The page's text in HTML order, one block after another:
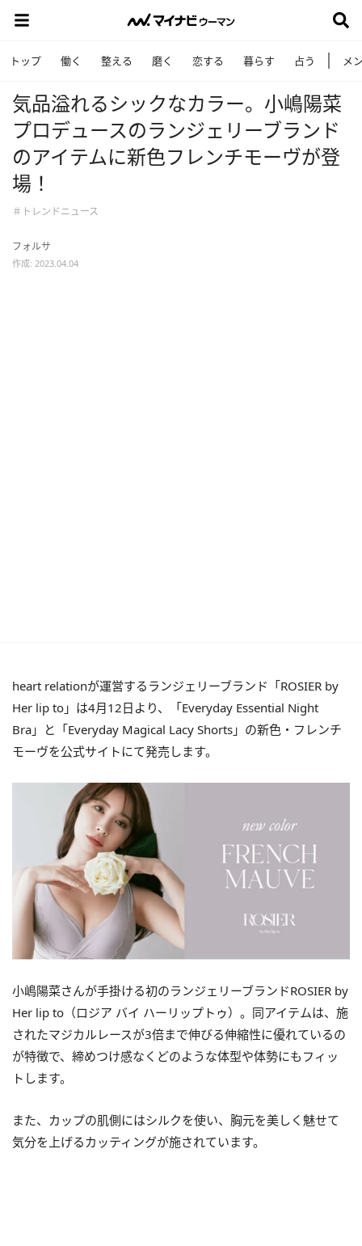
トップ 働く 整える 磨く 恋する 暮らす 占う メ
気品溢れるシックなカラー。小嶋陽菜
プロデュースのランジェリーブランド
のアイテムに新色フレンチモーヴが登
場！
＃トレンドニュース
フォルサ
作成: 2023.04.04
heart relationが運営するランジェリーブランド「ROSIER by
Her lip to」は4月12日より、「Everyday Essential Night
Bra」と「Everyday Magical Lacy Shorts」の新色・フレンチ
モーヴを公式サイトにて発売します。
小嶋陽菜さんが手掛ける初のランジェリーブランドROSIER by
Her lip to（ロジア バイ ハーリップトゥ）。同アイテムは、施
されたマジカルレースが3倍まで伸びる伸縮性に優れているの
が特徴で、締めつけ感なくどのような体型や体勢にもフィッ
トします。
また、カップの肌側にはシルクを使い、胸元を美しく魅せて
気分を上げるカッティングが施されています。